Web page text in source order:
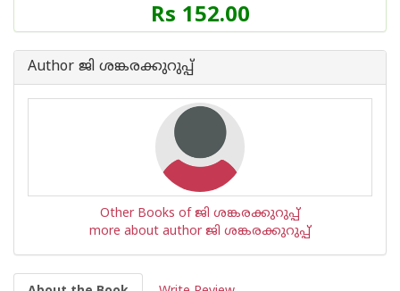
Rs 152.00
Author ജി ശങ്കരക്കുറുപ്പ്
Other Books of ജി ശങ്കരക്കുറുപ്പ്
more about author ജി ശങ്കരക്കുറുപ്പ്